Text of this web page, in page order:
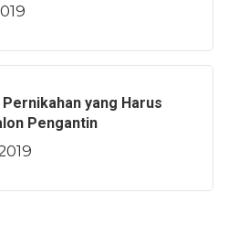
yang Harus
Pengantin